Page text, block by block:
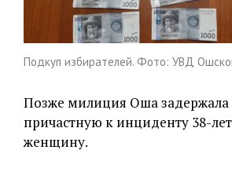
Подкуп избирателей. Фото: УВД
Позже милиция Оша задержала
причастную к инциденту 38-
женщину.